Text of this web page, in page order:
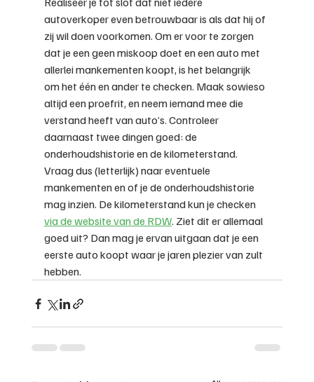
autoverkoper even betrouwbaar is als dat hij of
zij wil doen voorkomen. Om er voor te zorgen
dat je een geen miskoop doet en een auto met
allerlei mankementen koopt, is het belangrijk
om het één en ander te checken. Maak sowieso
altijd een proefrit, en neem iemand mee die
verstand heeft van auto’s. Controleer
daarnaast twee dingen goed: de
onderhoudshistorie en de kilometerstand.
Vraag dus (letterlijk) naar eventuele
mankementen en of je de onderhoudshistorie
mag inzien. De kilometerstand kun je checken
via de website van de RDW. Ziet dit er allemaal
goed uit? Dan mag je ervan uitgaan dat je een
eerste auto koopt waar je jaren plezier van zult
hebben.